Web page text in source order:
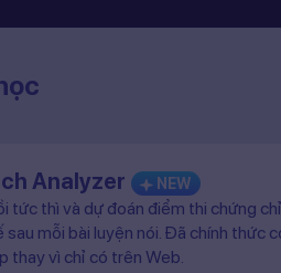
Analyzer NEW
tức thì và dự đoán điểm thi chứng
sau mỗi bài luyện nói. Đã chính thức
thay vì chỉ có trên Web.